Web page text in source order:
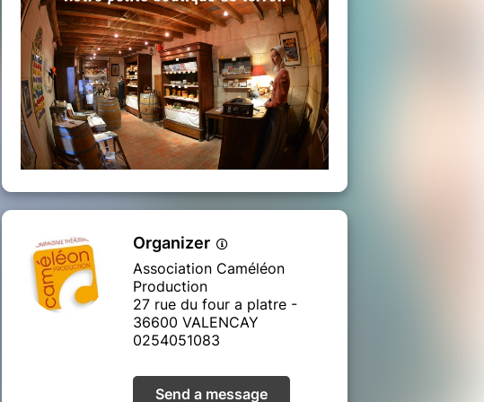
Organizer
Association Caméléon
Production
27 rue du four a platre -
36600 VALENCAY
0254051083
Send a message